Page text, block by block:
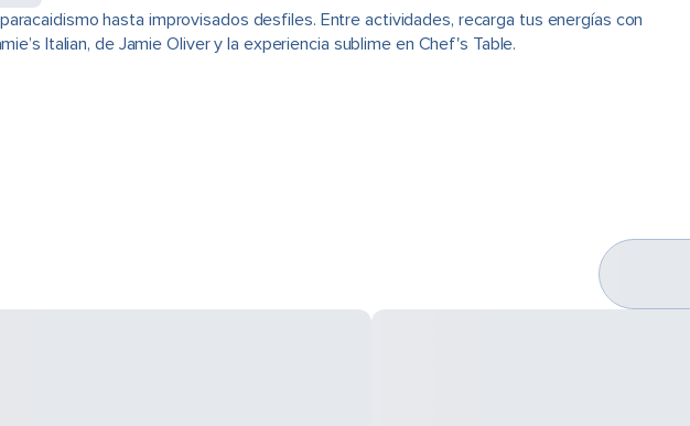
hasta improvisados desfiles. Entre actividades, recarga tus energías con
Italian, de Jamie Oliver y la experiencia sublime en Chef's Table.